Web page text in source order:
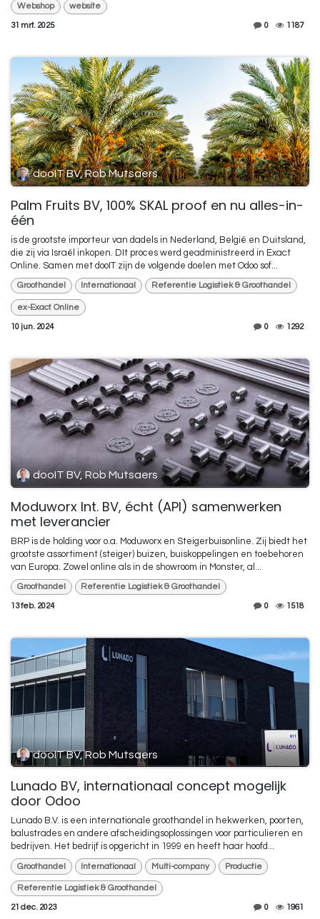
Webshop website
31 mrt. 2025 0 1187
dooIT BV, Rob Mutsaers
Palm Fruits BV, 100% SKAL proof en nu alles-in-
één
is de grootste importeur van dadels in Nederland, België en Duitsland,
die zij via Israël inkopen. DIt proces werd geadministreerd in Exact
Online. Samen met dooIT zijn de volgende doelen met Odoo sof...
Groothandel Internationaal Referentie Logistiek & Groothandel
ex-Exact Online
10 jun. 2024 0 1292
dooIT BV, Rob Mutsaers
Moduworx Int. BV, écht (API) samenwerken
met leverancier
BRP is de holding voor o.a. Moduworx en Steigerbuisonline. Zij biedt het
grootste assortiment (steiger) buizen, buiskoppelingen en toebehoren
van Europa. Zowel online als in de showroom in Monster, al...
Groothandel Referentie Logistiek & Groothandel
13 feb. 2024 0 1518
dooIT BV, Rob Mutsaers
Lunado BV, internationaal concept mogelijk
door Odoo
Lunado B.V. is een internationale groothandel in hekwerken, poorten,
balustrades en andere afscheidingsoplossingen voor particulieren en
bedrijven. Het bedrijf is opgericht in 1999 en heeft haar hoofd...
Groothandel Internationaal Multi-company Productie
Referentie Logistiek & Groothandel
21 dec. 2023 0 1961